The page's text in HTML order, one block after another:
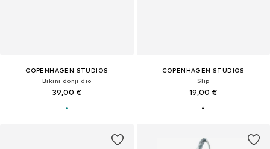
COPENHAGEN STUDIOS
Bikini donji dio
39,00 €
COPENHAGEN STUDIOS
Slip
19,00 €